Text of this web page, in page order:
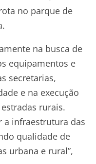
no parque de
na busca de
equipamentos e
secretarias,
e na execução
rurais.
a infraestrutura das
qualidade de
urbana e rural”,